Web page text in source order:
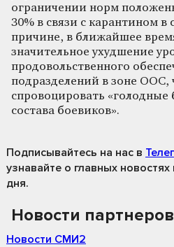
ограничении норм
30% в связи с карантином в
причине, в ближайшее
значительное ухудшение
продовольственного
подразделений в зоне ООС,
спровоцировать «голодные
состава боевиков».
Подписывайтесь на нас в
узнавайте о главных
дня.
Новости партнеров
Новости СМИ2